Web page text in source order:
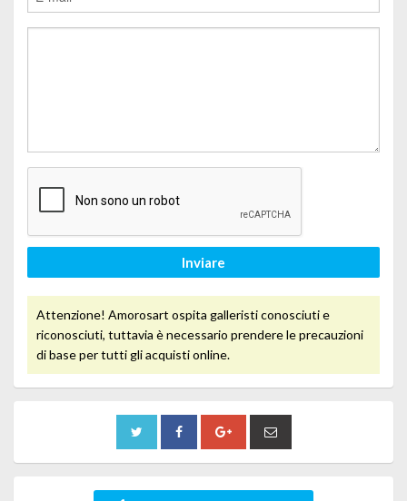
Inviare
Attenzione! Amorosart ospita galleristi conosciuti e
riconosciuti, tuttavia è necessario prendere le precauzioni
di base per tutti gli acquisti online.